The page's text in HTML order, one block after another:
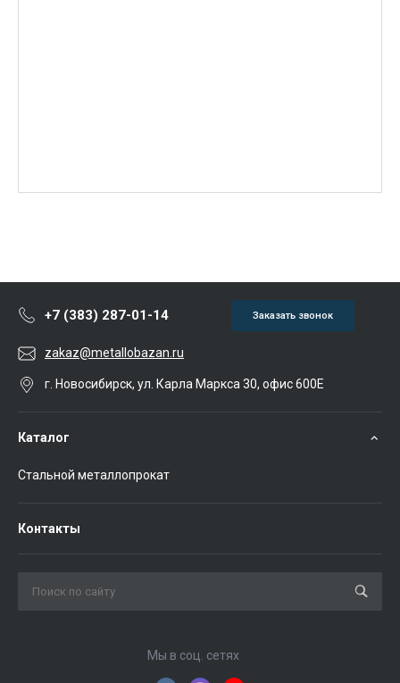
+7 (383) 287-01-14 Заказать звонок
zakaz@metallobazan.ru
г. Новосибирск, ул. Карла Маркса 30, офис 600Е
Каталог
Стальной металлопрокат
Контакты
Мы в соц. сетях